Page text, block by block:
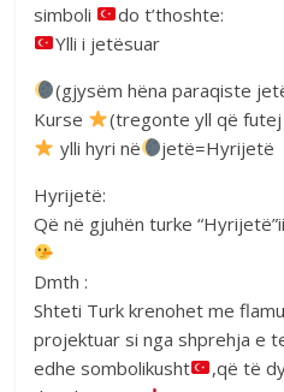
simboli
do t’thoshte:
Ylli i jetësuar
(gjysëm hëna paraqiste
Kurse
(tregonte yll që
ylli hyri në
jetë=Hyrijetë
Hyrijetë:
Që në gjuhën turke
Dmth :
Shteti Turk krenohet me
projektuar si nga shprehja e
edhe sombolikusht
,që të